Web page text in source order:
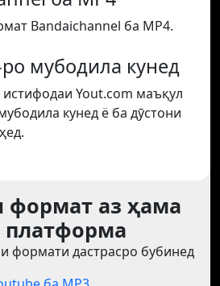
Bandaichannel ба MP4.
мубодила кунед
Yout.com маъқул
кунед ё ба дӯстони
формат аз ҳама
платформа
формати дастрасро бубинед